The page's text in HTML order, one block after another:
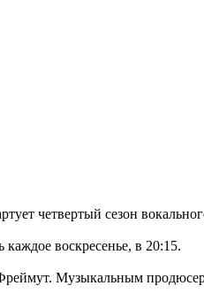
четвертый сезон
воскресенье, в 20:15.
Музыкальным